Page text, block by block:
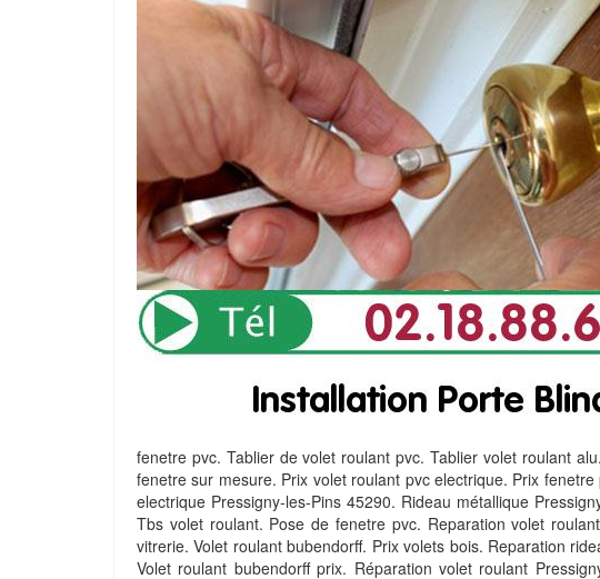
fenetre pvc. Tablier de volet roulant pvc. Tablier volet roulant
fenetre sur mesure. Prix volet roulant pvc electrique. Prix
electrique Pressigny-les-Pins 45290. Rideau métallique
Tbs volet roulant. Pose de fenetre pvc. Reparation volet
vitrerie. Volet roulant bubendorff. Prix volets bois. Reparation
Volet roulant bubendorff prix. Réparation volet roulant